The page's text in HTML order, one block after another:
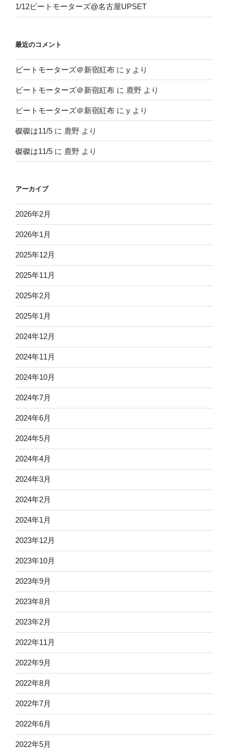
1/12ビートモーターズ@名古屋UPSET
最近のコメント
ビートモーターズ＠新宿紅布 に y より
ビートモーターズ＠新宿紅布 に 鹿野 より
ビートモーターズ＠新宿紅布 に y より
磔磔は11/5 に 鹿野 より
磔磔は11/5 に 鹿野 より
アーカイブ
2026年2月
2026年1月
2025年12月
2025年11月
2025年2月
2025年1月
2024年12月
2024年11月
2024年10月
2024年7月
2024年6月
2024年5月
2024年4月
2024年3月
2024年2月
2024年1月
2023年12月
2023年10月
2023年9月
2023年8月
2023年2月
2022年11月
2022年9月
2022年8月
2022年7月
2022年6月
2022年5月